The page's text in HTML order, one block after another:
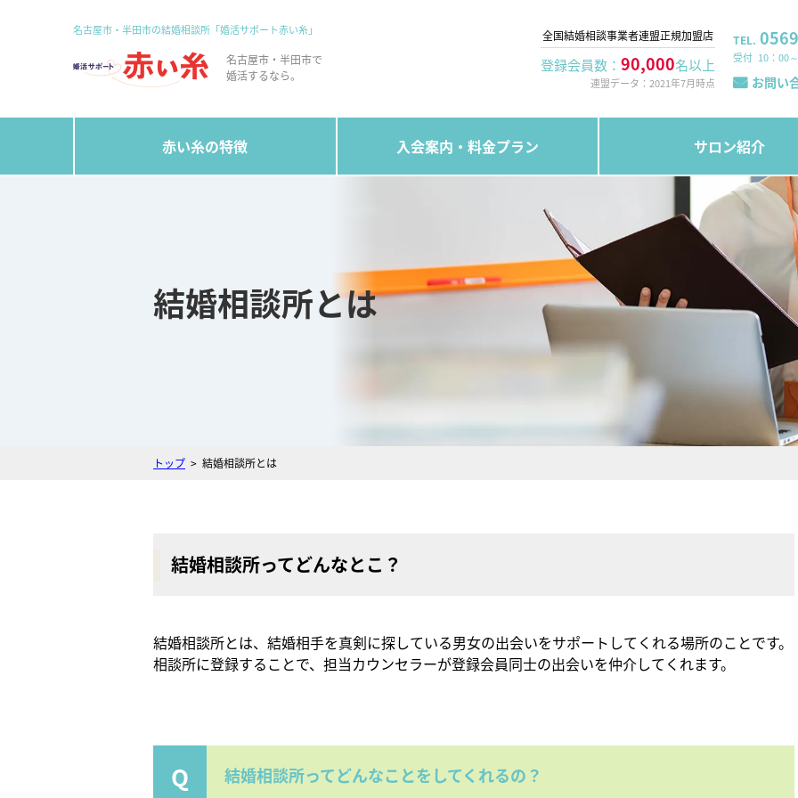
名古屋市・半田市の結婚相談所 「婚活サポート赤い糸」
名古屋市・半田市で
婚活するなら。
全国結婚相談事業者連盟正規加盟店
登録会員数： 90,000名以上
連盟データ：2021年7月時点
TEL.
10：00
お問い
赤い糸の特徴 入会案内・料金プラン サロン紹介
結婚相談所とは
トップ 結婚相談所とは
結婚相談所ってどんなとこ？
結婚相談所とは、結婚相手を真剣に探している男女の出会いをサポートしてくれる場所のことです。
相談所に登録することで、担当カウンセラーが登録会員同士の出会いを仲介してくれます。
結婚相談所ってどんなことをしてくれるの？